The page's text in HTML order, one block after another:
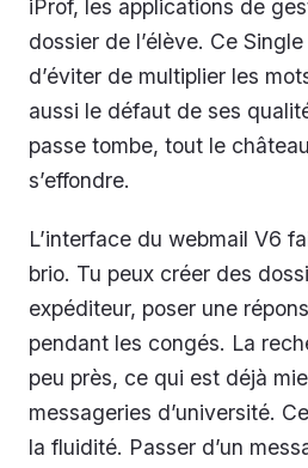
iProf, les applications de
dossier de l’élève. Ce
d’éviter de multiplier les
aussi le défaut de ses
passe tombe, tout le
s’effondre.
L’interface du webmail V6
brio. Tu peux créer des
expéditeur, poser une
pendant les congés. La
peu près, ce qui est déjà
messageries d’université.
la fluidité. Passer d’un